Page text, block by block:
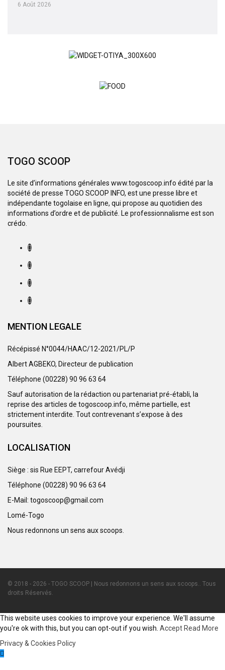
6 Août 2026
TOGO SCOOP
Le site d’informations générales www.togoscoop.info édité par la
société de presse TOGO SCOOP INFO, est une presse libre et
indépendante togolaise en ligne, qui propose au quotidien des
informations d’ordre et de publicité. Le professionnalisme est son
crédo.
MENTION LEGALE
Récépissé N°0044/HAAC/12-2021/PL/P
Albert AGBEKO, Directeur de publication
Téléphone (00228) 90 96 63 64
Sauf autorisation de la rédaction ou partenariat pré-établi, la
reprise des articles de togoscoop.info, même partielle, est
strictement interdite. Tout contrevenant s’expose à des
poursuites.
LOCALISATION
Siège : sis Rue EEPT, carrefour Avédji
Téléphone (00228) 90 96 63 64
E-Mail: togoscoop@gmail.com
Lomé-Togo
Nous redonnons un sens aux scoops.
© 2018 - 2026 - TOGO SCOOP | Nous redonnons un sens aux scoops.. Tous
droits Réservés.
This website uses cookies to improve your experience. We'll assume
you're ok with this, but you can opt-out if you wish. Accept Read More
Privacy & Cookies Policy